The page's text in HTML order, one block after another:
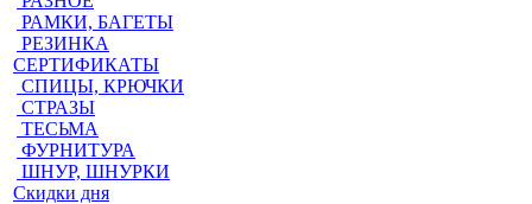
РАМКИ, БАГЕТЫ
РЕЗИНКА
СЕРТИФИКАТЫ
СПИЦЫ, КРЮЧКИ
СТРАЗЫ
ТЕСЬМА
ФУРНИТУРА
ШНУР, ШНУРКИ
Скидки дня